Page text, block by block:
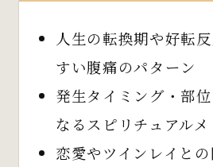
人生の転換期や好転
すい腹痛のパターン
発生タイミング・部
なるスピリチュアル
恋愛やツインレイと